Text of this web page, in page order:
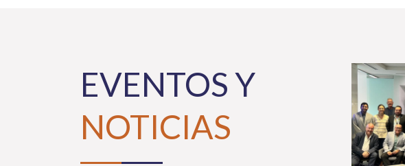
EVENTOS Y
NOTICIAS